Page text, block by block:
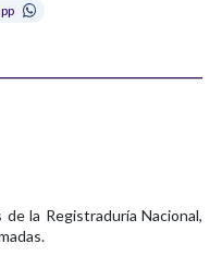
la Registraduría Nacional,